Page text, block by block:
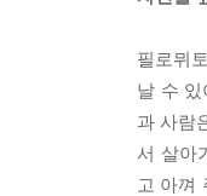
필로뮈
날 수
과 사람
서 살아
고 아껴